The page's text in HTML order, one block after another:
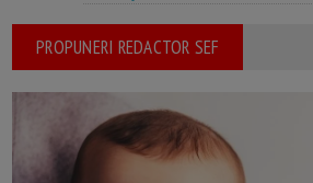
PROPUNERI REDACTOR SEF